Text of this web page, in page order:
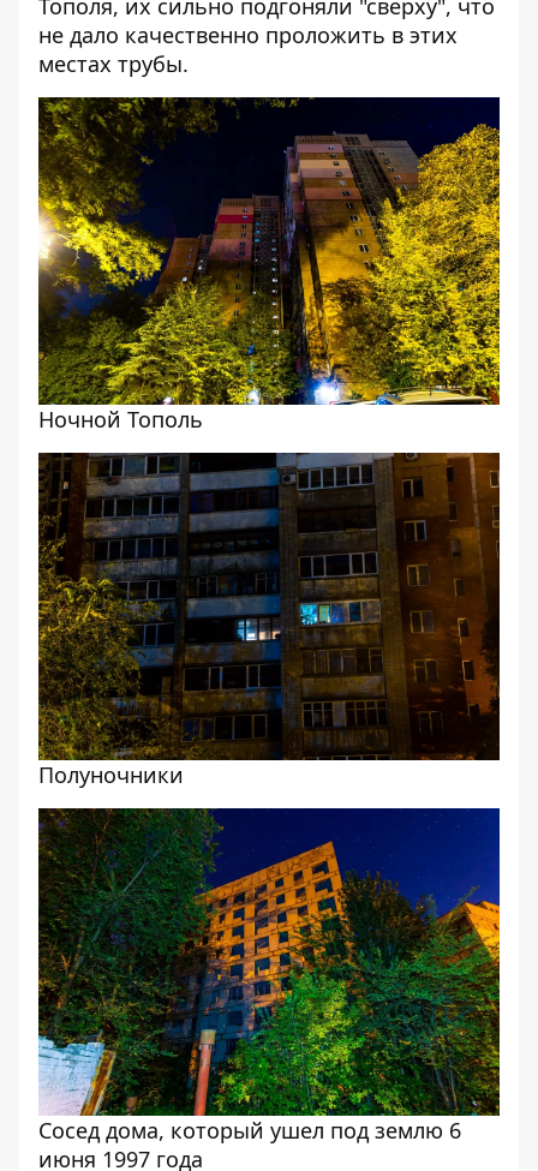
Тополя, их сильно подгоняли "сверху", что
не дало качественно проложить в этих
местах трубы.
Ночной Тополь
Полуночники
Сосед дома, который ушел под землю 6
июня 1997 года